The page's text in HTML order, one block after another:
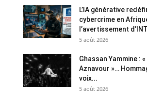
L’IA générative
cybercrime en
l’avertissement
5 août 2026
Ghassan Yammine : «
Aznavour »…
voix...
5 août 2026